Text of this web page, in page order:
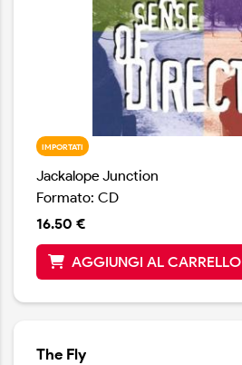
IMPORTATI
Jackalope Junction
Formato: CD
16.50 €
AGGIUNGI AL CARRELLO
The Fly